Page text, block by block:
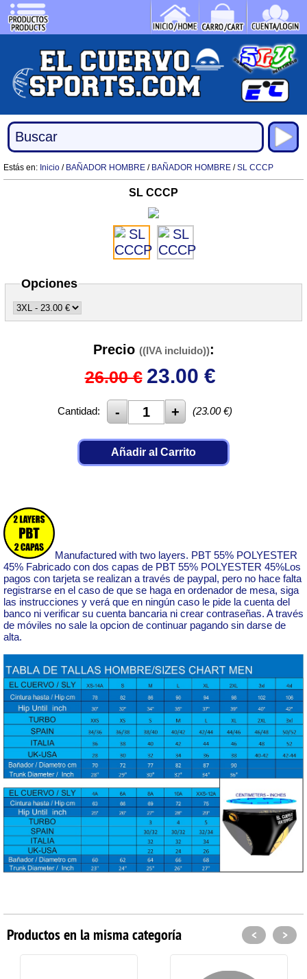
Estás en: Inicio / BAÑADOR HOMBRE / BAÑADOR HOMBRE /SL CCCP
SL CCCP
Opciones
Precio ((IVA incluido)):
26.00 € 23.00 €
Cantidad: (23.00€)
Añadir al Carrito
Manufactured with two layers. PBT 55% POLYESTER
45% Fabricado con dos capas de PBT 55% POLYESTER 45%Los
pagos con tarjeta se realizan a través de paypal, pero no hace falta
registrarse en el caso de que se haga en ordenador de mesa, siga
las instrucciones y verá que en ningún caso le pide la cuenta del
banco ni verificar su cuenta bancaria ni crear contraseñas. A través
de móviles no sale la opcion de continuar pagando sin darse de
alta.
Productos en la misma categoría < >